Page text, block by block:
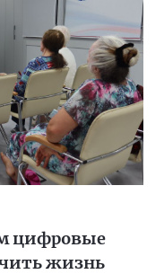
цифровые
жизнь